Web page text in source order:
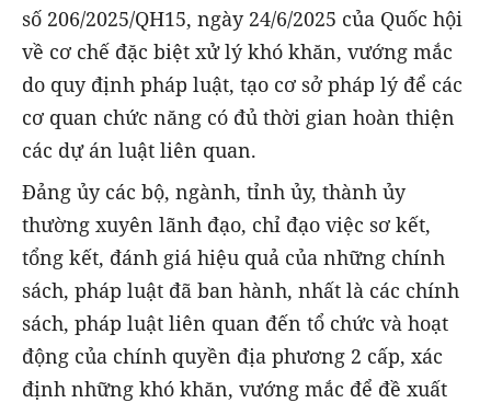
số 206/2025/QH15, ngày 24/6/2025 của Quốc hội
về cơ chế đặc biệt xử lý khó khăn, vướng mắc
do quy định pháp luật, tạo cơ sở pháp lý để các
cơ quan chức năng có đủ thời gian hoàn thiện
các dự án luật liên quan.
Đảng ủy các bộ, ngành, tỉnh ủy, thành ủy
thường xuyên lãnh đạo, chỉ đạo việc sơ kết,
tổng kết, đánh giá hiệu quả của những chính
sách, pháp luật đã ban hành, nhất là các chính
sách, pháp luật liên quan đến tổ chức và hoạt
động của chính quyền địa phương 2 cấp, xác
định những khó khăn, vướng mắc để đề xuất